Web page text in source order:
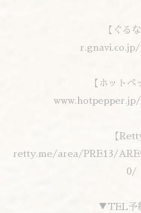
【ぐる
【ホットペ
【
retty.me/area/PRE13/
0/
▼TEL